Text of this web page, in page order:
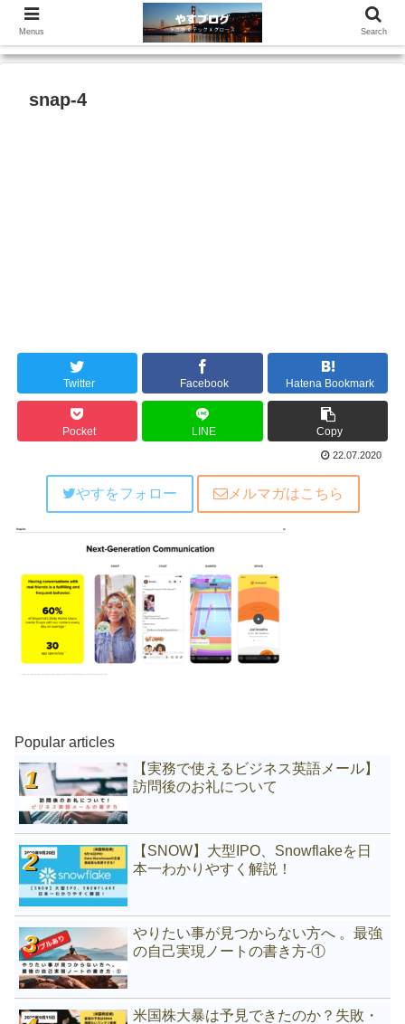
snap-4
Twitter Facebook Hatena Bookmark
Pocket LINE Copy
22.07.2020
やすをフォロー メルマガはこちら
Popular articles
【実務で使えるビジネス英語メール】
訪問後のお礼について
【SNOW】大型IPO、Snowflakeを日
本一わかりやすく解説！
やりたい事が見つからない方へ 。最強
の自己実現ノートの書き方-①
米国株大暴は予見できたのか？失敗・
Menus Search